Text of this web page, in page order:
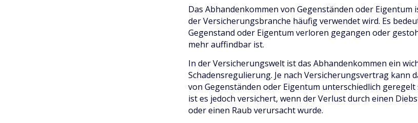
Das Abhandenkommen von Gegenständen oder Eigentum
der Versicherungsbranche häufig verwendet wird. Es
Gegenstand oder Eigentum verloren gegangen oder
mehr auffindbar ist.
In der Versicherungswelt ist das Abhandenkommen ein
Schadensregulierung. Je nach Versicherungsvertrag kann
von Gegenständen oder Eigentum unterschiedlich geregelt
ist es jedoch versichert, wenn der Verlust durch einen
oder einen Raub verursacht wurde.